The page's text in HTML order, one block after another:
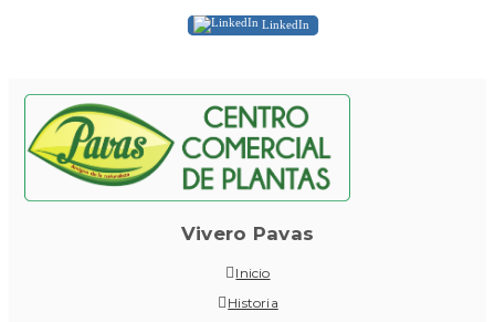
LinkedIn
Vivero Pavas
Inicio
Historia